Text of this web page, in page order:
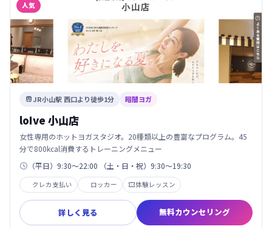
人気
 JR小山駅 西口より徒歩1分 暗闇ヨガ
loIve 小山店
女性専用のホットヨガスタジオ。20種類以上の豊富なプログラム。45
分で800kcal消費するトレーニングメニュー
 （平日）9:30～22:00 （土・日・祝）9:30～19:30
クレカ支払い ロッカー 体験レッスン
詳しく見る 無料カウンセリング